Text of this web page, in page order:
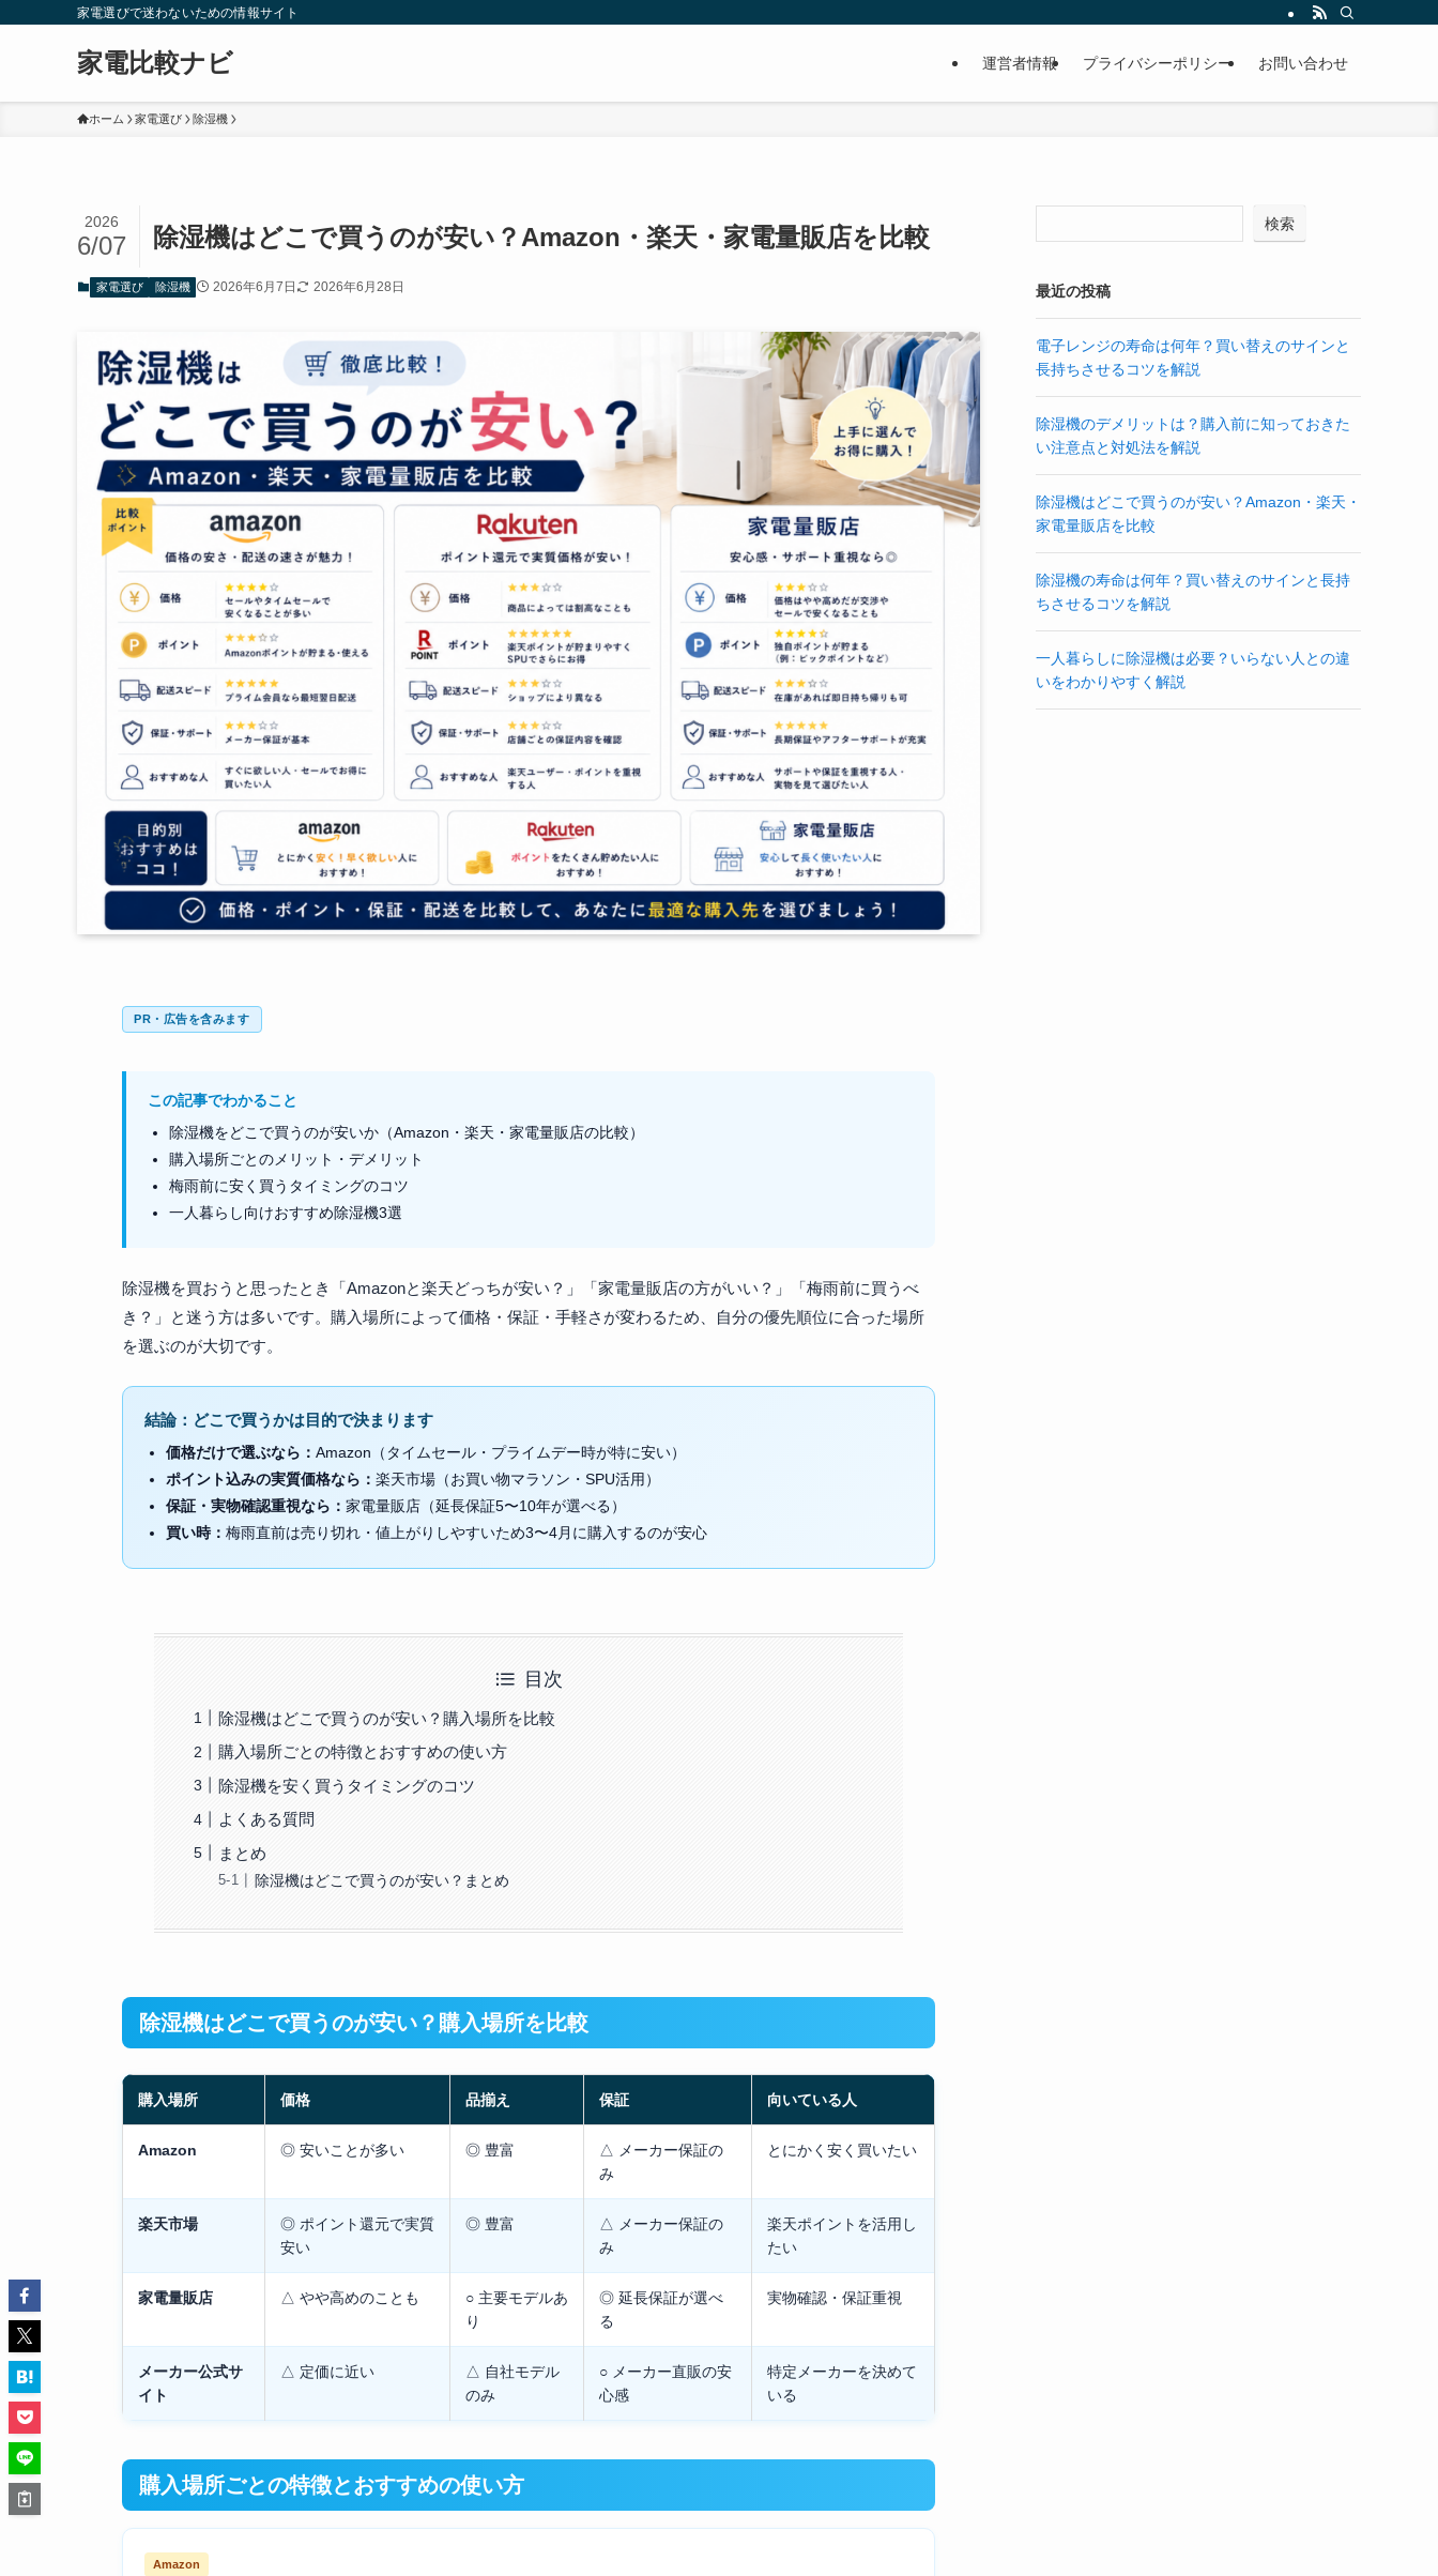
家電選びで迷わないための情報サイト
家電比較ナビ 運営者情報 プライバシーポリシー お問い合わせ
ホーム 家電選び 除湿機
除湿機はどこで買うのが安い？Amazon・楽天・家電量販店を比較
2026
6/07
家電選び 除湿機 2026年6月7日 2026年6月28日
PR・広告を含みます
この記事でわかること
除湿機をどこで買うのが安いか（Amazon・楽天・家電量販店の比較）
購入場所ごとのメリット・デメリット
梅雨前に安く買うタイミングのコツ
一人暮らし向けおすすめ除湿機3選
除湿機を買おうと思ったとき「Amazonと楽天どっちが安い？」「家電量販店の方がいい？」「梅雨前に買うべ
き？」と迷う方は多いです。購入場所によって価格・保証・手軽さが変わるため、自分の優先順位に合った場所
を選ぶのが大切です。
結論：どこで買うかは目的で決まります
価格だけで選ぶなら： Amazon（タイムセール・プライムデー時が特に安い）
ポイント込みの実質価格なら： 楽天市場（お買い物マラソン・SPU活用）
保証・実物確認重視なら： 家電量販店（延長保証5〜10年が選べる）
買い時： 梅雨直前は売り切れ・値上がりしやすいため3〜4月に購入するのが安心
目次
除湿機はどこで買うのが安い？購入場所を比較
購入場所ごとの特徴とおすすめの使い方
除湿機を安く買うタイミングのコツ
よくある質問
まとめ
除湿機はどこで買うのが安い？まとめ
除湿機はどこで買うのが安い？購入場所を比較
購入場所 価格 品揃え 保証 向いている人
Amazon ◎ 安いことが多い ◎ 豊富
△ メーカー保証の
み
とにかく安く買いたい
楽天市場
◎ ポイント還元で実質
安い
◎ 豊富
△ メーカー保証の
み
楽天ポイントを活用し
たい
家電量販店 △ やや高めのことも
○ 主要モデルあ
り
◎ 延長保証が選べ
る
実物確認・保証重視
メーカー公式サ
イト
△ 定価に近い
△ 自社モデル
のみ
○ メーカー直販の安
心感
特定メーカーを決めて
いる
購入場所ごとの特徴とおすすめの使い方
Amazon
検索
最近の投稿
電子レンジの寿命は何年？買い替えのサインと
長持ちさせるコツを解説
除湿機のデメリットは？購入前に知っておきた
い注意点と対処法を解説
除湿機はどこで買うのが安い？Amazon・楽天・
家電量販店を比較
除湿機の寿命は何年？買い替えのサインと長持
ちさせるコツを解説
一人暮らしに除湿機は必要？いらない人との違
いをわかりやすく解説